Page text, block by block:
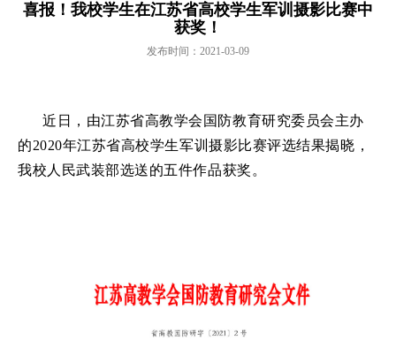
喜报！我校学生在江苏省高校学生军训摄影比赛中
获奖！
发布时间：2021-03-09
近日，由江苏省高教学会国防教育研究委员会主办
的2020年江苏省高校学生军训摄影比赛评选结果揭晓，
我校人民武装部选送的五件作品获奖。